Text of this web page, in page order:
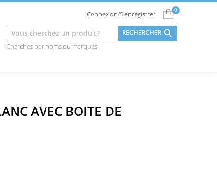
Connexion/S'enregistrer 0
RECHERCHER 
Cherchez par noms ou marques
AVEC BOITE DE